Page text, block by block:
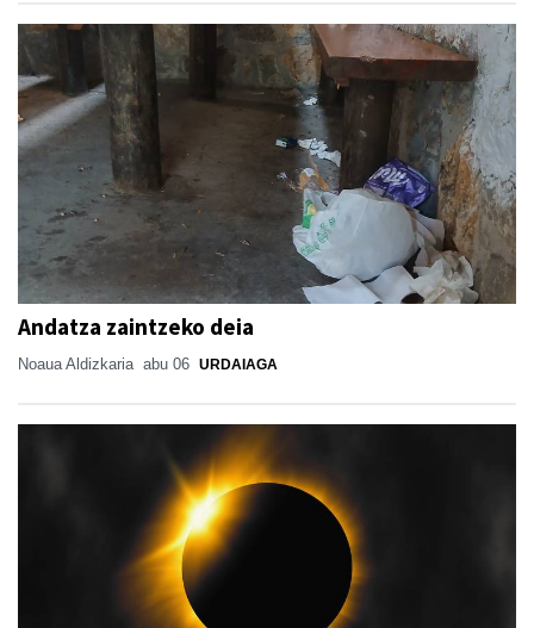
Andatza zaintzeko deia
Noaua Aldizkaria abu 06 URDAIAGA